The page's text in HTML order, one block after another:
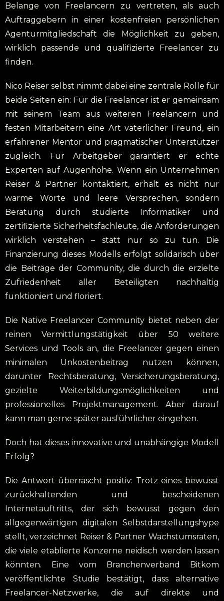
Belange von Freelancern zu vertreten, als auch
Auftraggebern in einer kostenfreien persönlichen
Agenturmitgliedschaft die Möglichkeit zu geben,
wirklich passende und qualifizierte Freelancer zu
finden.
Nico Reiser selbst nimmt dabei eine zentrale Rolle für
beide Seiten ein: Für die Freelancer ist er gemeinsam
mit seinem Team aus weiteren Freelancern und
festen Mitarbeitern eine Art väterlicher Freund, ein
erfahrener Mentor und pragmatischer Unterstützer
zugleich. Für Arbeitgeber garantiert er echte
Experten auf Augenhöhe. Wenn ein Unternehmen
Reiser & Partner kontaktiert, erhält es nicht nur
warme Worte und leere Versprechen, sondern
Beratung durch studierte Informatiker und
zertifizierte Sicherheitsfachleute, die Anforderungen
wirklich verstehen – statt nur so zu tun. Die
Finanzierung dieses Modells erfolgt solidarisch über
die Beiträge der Community, die durch die erzielte
Zufriedenheit aller Beteiligten nachhaltig
funktioniert und floriert.
Die Native Freelancer Community bietet neben der
reinen Vermittlungstätigkeit über 50 weitere
Services und Tools an, die Freelancer gegen einen
minimalen Unkostenbeitrag nutzen können,
darunter Rechtsberatung, Versicherungsberatung,
gezielte Weiterbildungsmöglichkeiten und
professionelles Projektmanagement. Aber darauf
kann man gerne später ausführlicher eingehen.
Doch hat dieses innovative und unabhängige Modell
Erfolg?
Die Antwort überrascht positiv: Trotz eines bewusst
zurückhaltenden und bescheidenen
Internetauftritts, der sich bewusst gegen den
allgegenwärtigen digitalen Selbstdarstellungshype
stellt, verzeichnet Reiser & Partner Wachstumsraten,
die viele etablierte Konzerne neidisch werden lassen
könnten. Eine vom Branchenverband Bitkom
veröffentlichte Studie bestätigt, dass alternative
Freelancer-Netzwerke, die auf direkte und